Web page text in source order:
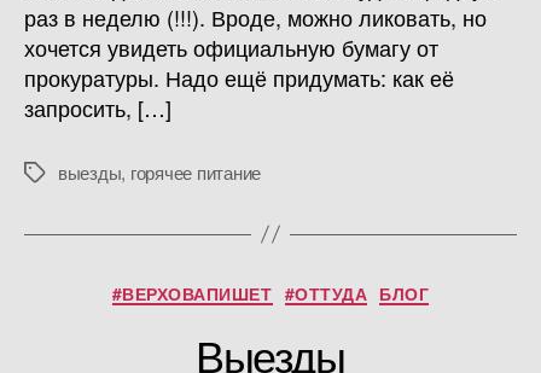
раз в неделю (!!!). Вроде, можно ликовать, но
хочется увидеть официальную бумагу от
прокуратуры. Надо ещё придумать: как её
запросить, […]
Меткивыезды, горячее питание
Рубрики
#ВЕРХОВАПИШЕТ #ОТТУДА БЛОГ
Выезды